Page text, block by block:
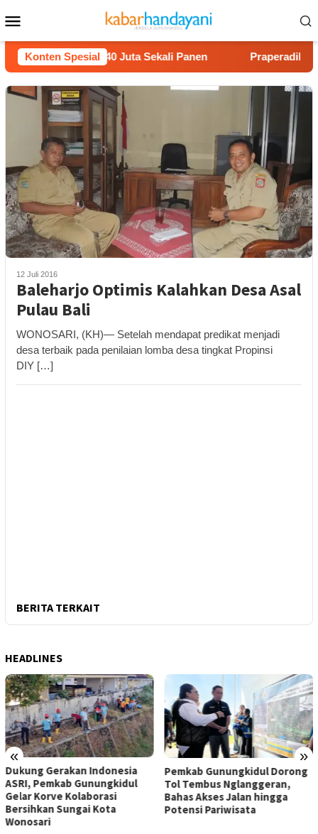
ke
kontenMobile
Konten Spesial
Untung Rp40 Juta Sekali Panen Praperadilan Raudi
12 Juli 2016
Baleharjo Optimis Kalahkan Desa Asal
Pulau Bali
WONOSARI, (KH)— Setelah mendapat predikat menjadi
desa terbaik pada penilaian lomba desa tingkat Propinsi
DIY […]
BERITA TERKAIT
HEADLINES
« »
Dukung Gerakan Indonesia
ASRI, Pemkab Gunungkidul
Gelar Korve Kolaborasi
Bersihkan Sungai Kota
Wonosari
Pemkab Gunungkidul Dorong
Tol Tembus Nglanggeran,
Bahas Akses Jalan hingga
Potensi Pariwisata